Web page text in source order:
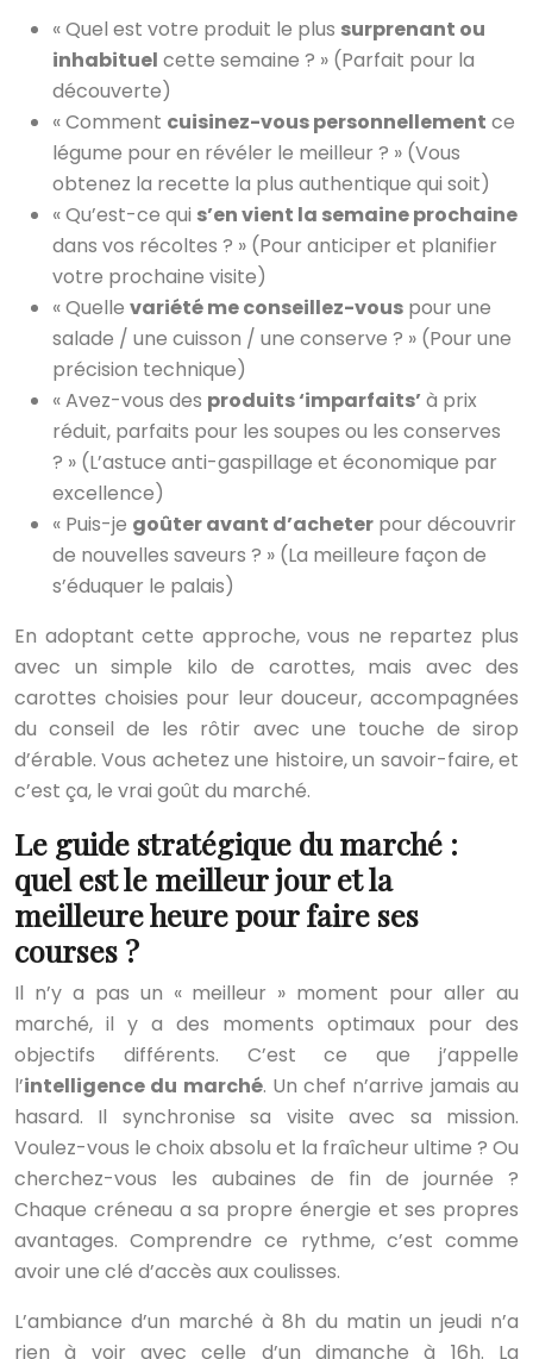
« Quel est votre produit le plus surprenant ou
inhabituel cette semaine ? » (Parfait pour la
découverte)
« Comment cuisinez-vous personnellement ce
légume pour en révéler le meilleur ? » (Vous
obtenez la recette la plus authentique qui soit)
« Qu’est-ce qui s’en vient la semaine prochaine
dans vos récoltes ? » (Pour anticiper et planifier
votre prochaine visite)
« Quelle variété me conseillez-vous pour une
salade / une cuisson / une conserve ? » (Pour une
précision technique)
« Avez-vous des produits ‘imparfaits’à prix
réduit, parfaits pour les soupes ou les conserves
? » (L’astuce anti-gaspillage et économique par
excellence)
« Puis-je goûter avant d’acheter pour découvrir
de nouvelles saveurs ? » (La meilleure façon de
s’éduquer le palais)
En adoptant cette approche, vous ne repartez plus
avec un simple kilo de carottes, mais avec des
carottes choisies pour leur douceur, accompagnées
du conseil de les rôtir avec une touche de sirop
d’érable. Vous achetez une histoire, un savoir-faire, et
c’est ça, le vrai goût du marché.
Le guide stratégique du marché :
quel est le meilleur jour et la
meilleure heure pour faire ses
courses ?
Il n’y a pas un « meilleur » moment pour aller au
marché, il y a des moments optimaux pour des
objectifs différents. C’est ce que j’appelle
l’intelligence du marché. Un chef n’arrive jamais au
hasard. Il synchronise sa visite avec sa mission.
Voulez-vous le choix absolu et la fraîcheur ultime ? Ou
cherchez-vous les aubaines de fin de journée ?
Chaque créneau a sa propre énergie et ses propres
avantages. Comprendre ce rythme, c’est comme
avoir une clé d’accès aux coulisses.
L’ambiance d’un marché à 8h du matin un jeudi n’a
rien à voir avec celle d’un dimanche à 16h. La